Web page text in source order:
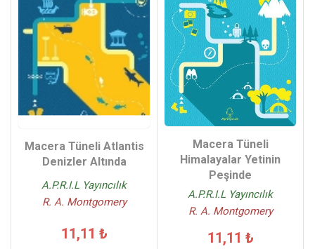
Macera Tüneli Atlantis
Denizler Altında
A.P.R.I.L Yayıncılık
R. A. Montgomery
11,11 ₺
Macera Tüneli
Himalayalar Yetinin
Peşinde
A.P.R.I.L Yayıncılık
R. A. Montgomery
11,11 ₺